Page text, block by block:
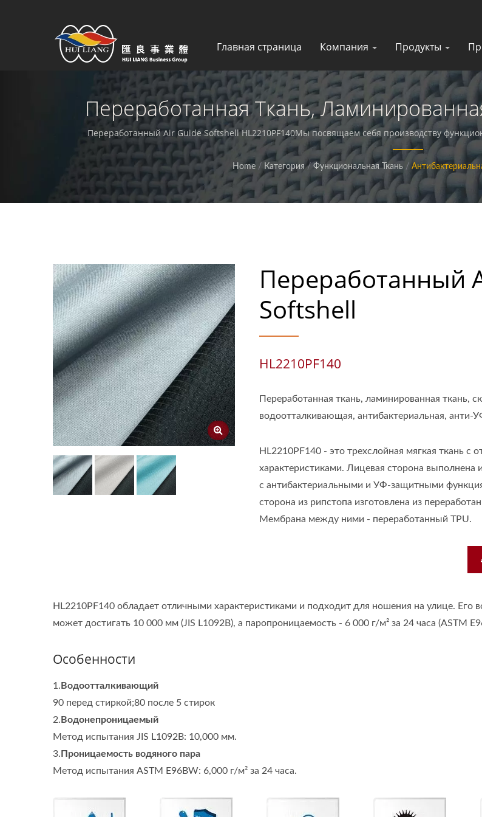
Главная страница Компания Продукты
Переработанная Ткань,
Водоотталкивающая,
Ткань - Производитель
Переработанный Air Guide Softshell HL2210PF140Мы посвящаем себя производству
Home / Категория / Функциональная Ткань /
Переработанный
Softshell
HL2210PF140
Переработанная ткань, ламинированная ткань,
водоотталкивающая, антибактериальная, анти-
HL2210PF140 - это трехслойная мягкая ткань с
характеристиками. Лицевая сторона выполнена
с антибактериальными и УФ-защитными
сторона из рипстопа изготовлена из
Мембрана между ними - переработанный TPU.
HL2210PF140 обладает отличными характеристиками и подходит для ношения на улице. Его
может достигать 10 000 мм (JIS L1092B), а паропроницаемость - 6 000 г/м² за 24 часа (ASTM
Особенности
1. Водоотталкивающий
90 перед стиркой;80 после 5 стирок
2. Водонепроницаемый
Метод испытания JIS L1092B: 10,000 мм.
3. Проницаемость водяного пара
Метод испытания ASTM E96BW: 6,000 г/м² за 24 часа.